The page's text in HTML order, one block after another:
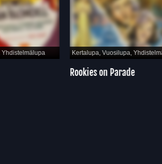
Kertalupa, Vuosilupa, Yhdistelmälupa
Rookies on Parade